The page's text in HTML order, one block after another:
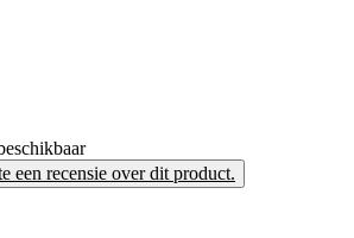
een recensie over dit product.